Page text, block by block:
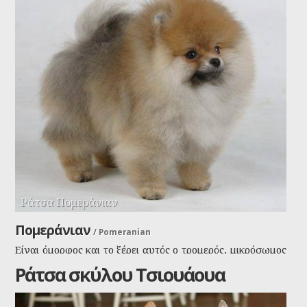
Ράτσα Πομεράνιαν
Πομεράνιαν / Pomeranian
Είναι όμορφος και το ξέρει αυτός ο τρομερός, μικρόσωμος
Γερμανός σκύλος. Θέλει να είναι το κέντρο της προσοχής
σας, γι'αυτό μην τον αγνοήσετε!
Ράτσα σκύλου Τσιουάουα